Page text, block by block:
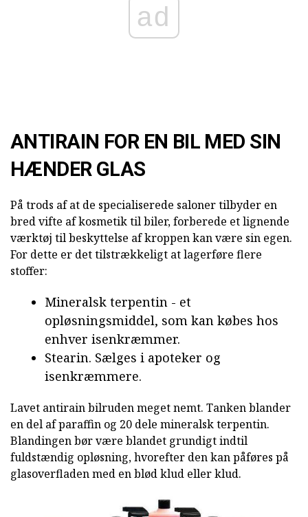
ad
ANTIRAIN FOR EN BIL MED SIN
HÆNDER GLAS
På trods af at de specialiserede saloner tilbyder en
bred vifte af kosmetik til biler, forberede et lignende
værktøj til beskyttelse af kroppen kan være sin egen.
For dette er det tilstrækkeligt at lagerføre flere
stoffer:
Mineralsk terpentin - et
opløsningsmiddel, som kan købes hos
enhver isenkræmmer.
Stearin. Sælges i apoteker og
isenkræmmere.
Lavet antirain bilruden meget nemt. Tanken blander
en del af paraffin og 20 dele mineralsk terpentin.
Blandingen bør være blandet grundigt indtil
fuldstændig opløsning, hvorefter den kan påføres på
glasoverfladen med en blød klud eller klud.